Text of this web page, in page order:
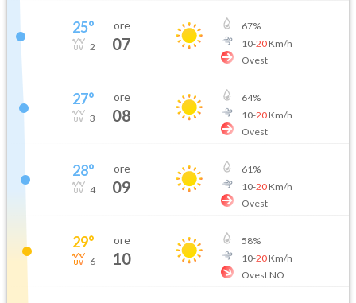
25°
2
ore
07
67%
10-20Km/h
Ovest
27°
3
ore
08
64%
10-20Km/h
Ovest
28°
4
ore
09
61%
10-20Km/h
Ovest
29°
6
ore
10
58%
10-20Km/h
Ovest NO